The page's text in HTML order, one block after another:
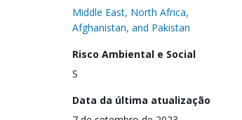
Middle East, North Africa,
Afghanistan, and Pakistan
Risco Ambiental e Social
S
Data da última atualização